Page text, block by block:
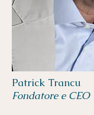
Patrick Trancu
Fondatore e CEO